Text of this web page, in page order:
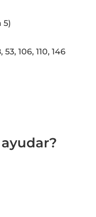
5)
106, 110, 146